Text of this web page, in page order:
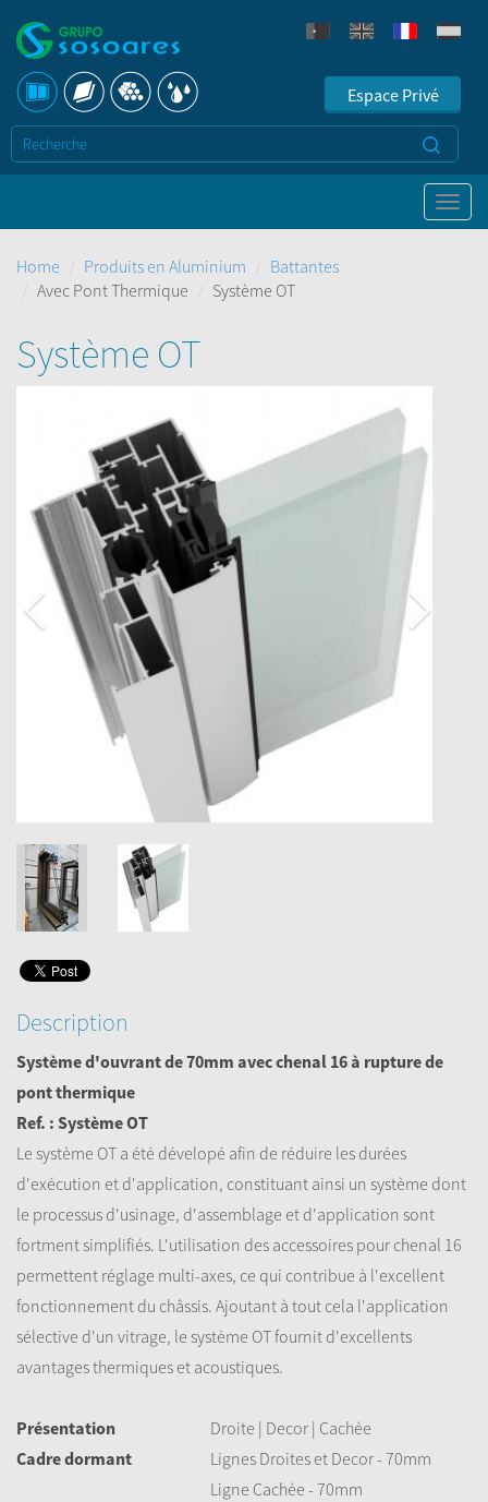
Espace Privé
Home Produits en Aluminium
Battantes
Avec Pont Thermique
Système OT
Système OT
Description
Système d'ouvrant de 70mm avec chenal 16 à rupture de
pont thermique
Ref. : Système OT
Le système OT a été dévelopé afin de réduire les durées
d'exécution et d'application, constituant ainsi un système dont
le processus d'usinage, d'assemblage et d'application sont
fortment simplifiés. L'utilisation des accessoires pour chenal 16
permettent réglage multi-axes, ce qui contribue à l'excellent
fonctionnement du châssis. Ajoutant à tout cela l'application
sélective d'un vitrage, le système OT fournit d'excellents
avantages thermiques et acoustiques.
Présentation
Droite | Decor | Cachée
Cadre dormant
Lignes Droites et Decor - 70mm
Ligne Cachée - 70mm